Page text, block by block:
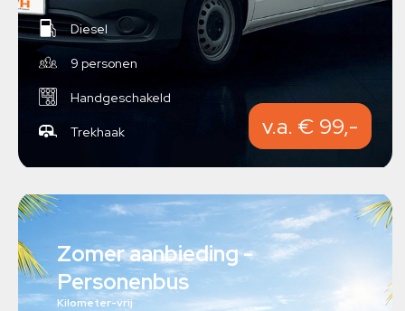
Diesel
9 personen
Handgeschakeld
Trekhaak v.a. € 99,-
Zomer aanbieding -
Personenbus
Kilometer-vrij